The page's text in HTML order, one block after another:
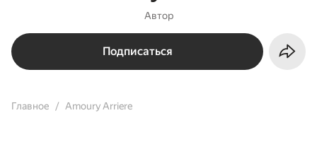
Автор
Подписаться
Главное Amoury Arriere